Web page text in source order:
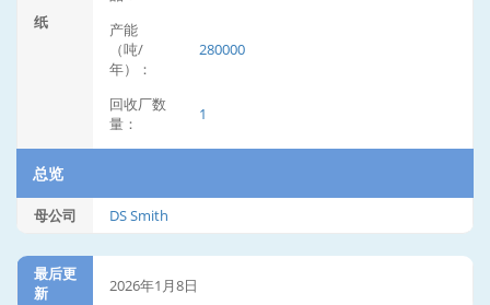
纸
产能
（吨/
年）：
280000
回收厂数
量：
1
总览
母公司 DS Smith
最后更
新
2026年1月8日